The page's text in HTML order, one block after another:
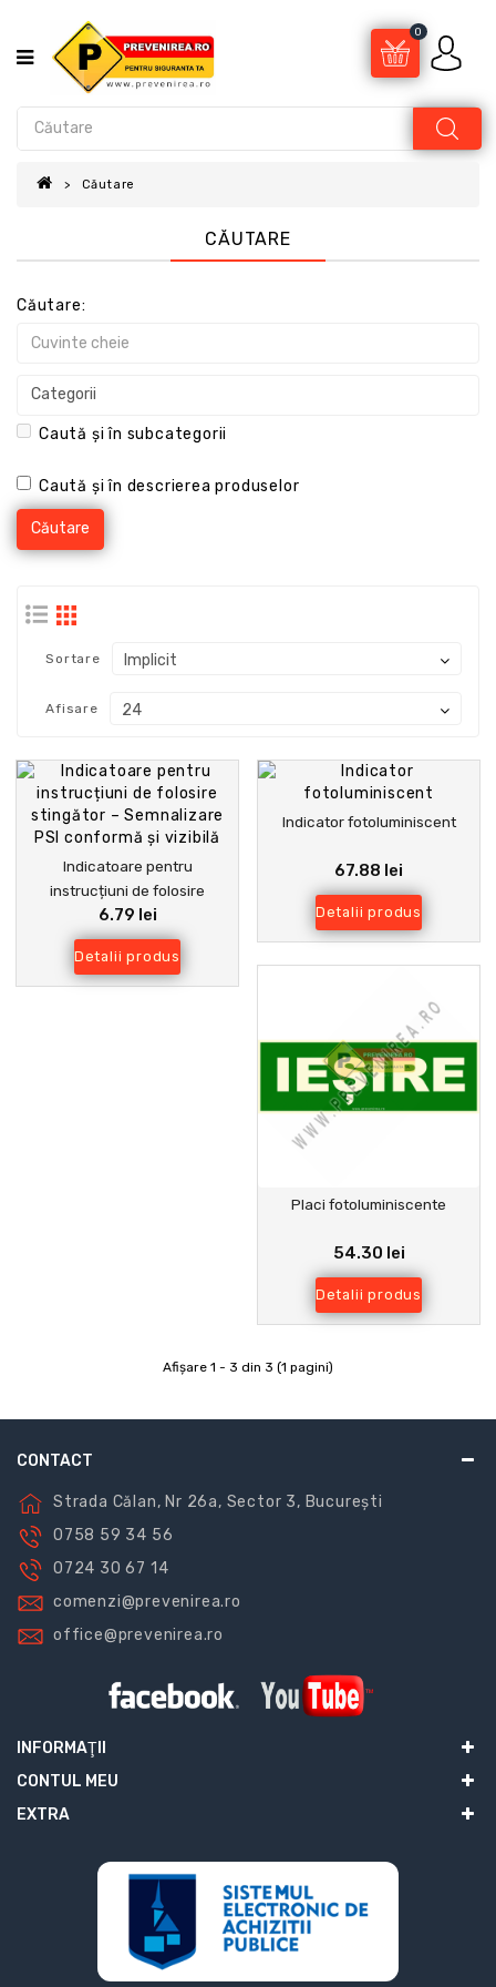
0
Căutare
CĂUTARE
Căutare:
Caută și în subcategorii
Caută și în descrierea produselor
Sortare
Afisare
Indicatoare pentru
instrucțiuni de folosire
stingător – Semnalizare PSI
conformă și vizibilă
6.79 lei
Detalii produs
Indicator fotoluminiscent
67.88 lei
Detalii produs
Placi fotoluminiscente
54.30 lei
Detalii produs
Afişare 1 - 3 din 3 (1 pagini)
CONTACT
Strada Călan, Nr 26a, Sector 3, București
0758 59 34 56
0724 30 67 14
comenzi@prevenirea.ro
office@prevenirea.ro
INFORMAŢII
CONTUL MEU
EXTRA